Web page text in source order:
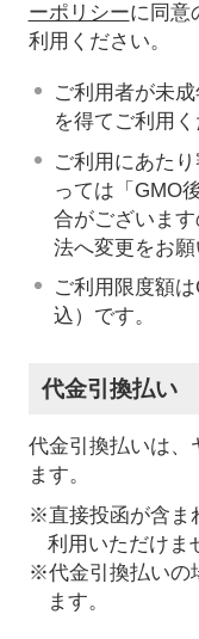
ーポリシーに同意
利用ください。
ご利用者が未
を得てご利用く
ご利用にあた
っては「GMO
合がございま
法へ変更をお願
ご利用限度額
込）です。
代金引換払い
代金引換払いは、
ます。
※直接投函が含ま
利用いただけま
※代金引換払いの
ます。